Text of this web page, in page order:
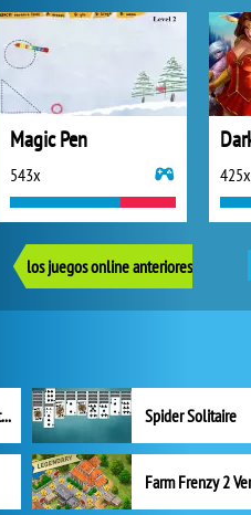
Magic Pen
543x 425x
los juegos online anteriores
Game of Thrones Winter is Coming Spider Solitaire